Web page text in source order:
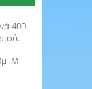
400
Μ